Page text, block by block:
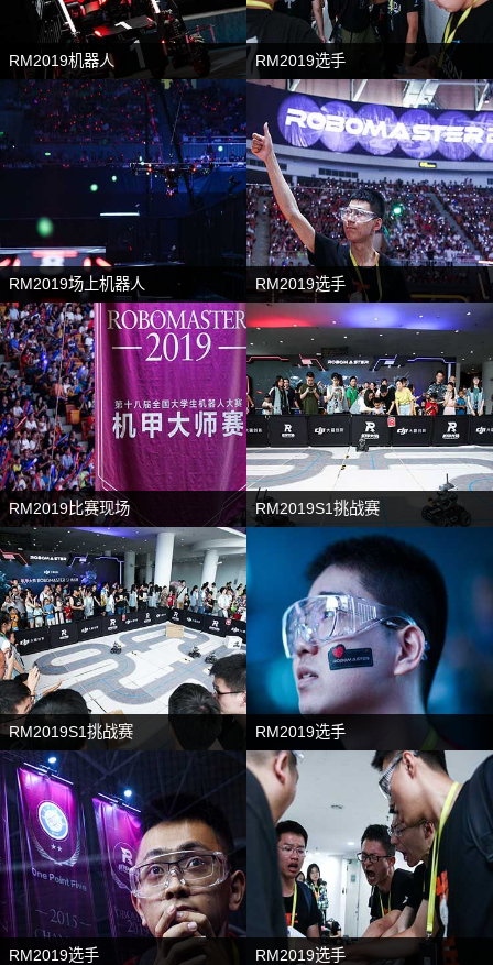
RM2019机器人 RM2019选手
RM2019场上机器人 RM2019选手
RM2019比赛现场 RM2019S1挑战赛
RM2019S1挑战赛 RM2019选手
RM2019选手 RM2019选手